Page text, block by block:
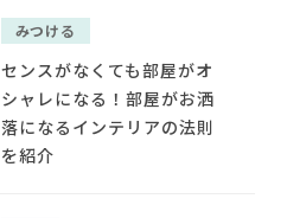
みつける
センスがなくても部屋がオ
シャレになる！部屋がお洒
落になるインテリアの法則
を紹介